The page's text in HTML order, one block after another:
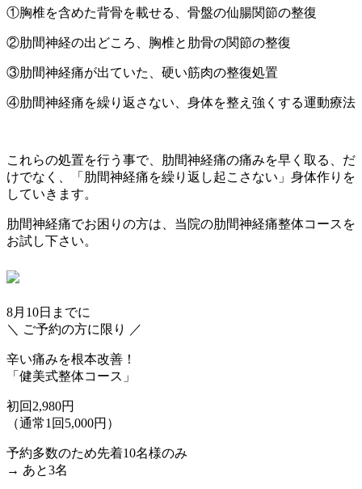
①胸椎を含めた背骨を載せる、骨盤の仙腸関節の整復
②肋間神経の出どころ、胸椎と肋骨の関節の整復
③肋間神経痛が出ていた、硬い筋肉の整復処置
④肋間神経痛を繰り返さない、身体を整え強くする運動療法
これらの処置を行う事で、肋間神経痛の痛みを早く取る、だ
けでなく、「肋間神経痛を繰り返し起こさない」身体作りを
していきます。
肋間神経痛でお困りの方は、当院の肋間神経痛整体コースを
お試し下さい。
8月10日 までに
＼ ご予約の方に限り ／
辛い痛みを根本改善！
「健美式整体コース」
初回2,980円
（通常1回5,000円）
予約多数のため先着10名様のみ
→ あと3名